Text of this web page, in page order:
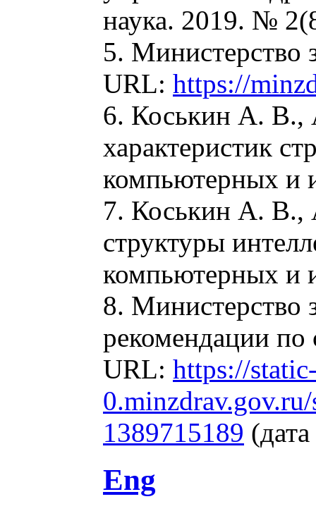
наука. 2019. №
5. Министерство
URL: https://
6. Коськин А. В.,
характеристик
компьютерных и
7. Коськин А. В.,
структуры
компьютерных и
8. Министерство
рекомендации по
URL: https://
1389715189
Eng